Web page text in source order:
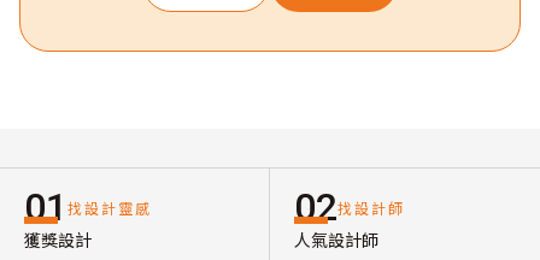
01 找設計靈感
獲獎設計
02找設計師
人氣設計師